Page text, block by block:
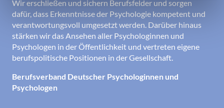
Wir erschließen und sichern Berufsfelder und sorgen
dafür, dass Erkenntnisse der Psychologie kompetent und
verantwortungsvoll umgesetzt werden. Darüber hinaus
stärken wir das Ansehen aller Psychologinnen und
Psychologen in der Öffentlichkeit und vertreten eigene
berufspolitische Positionen in der Gesellschaft.
Berufsverband Deutscher Psychologinnen und
Psychologen